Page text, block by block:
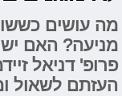
מה עושים
מניעה? האם יש
פרופ' דניאל
העזתם לשאול